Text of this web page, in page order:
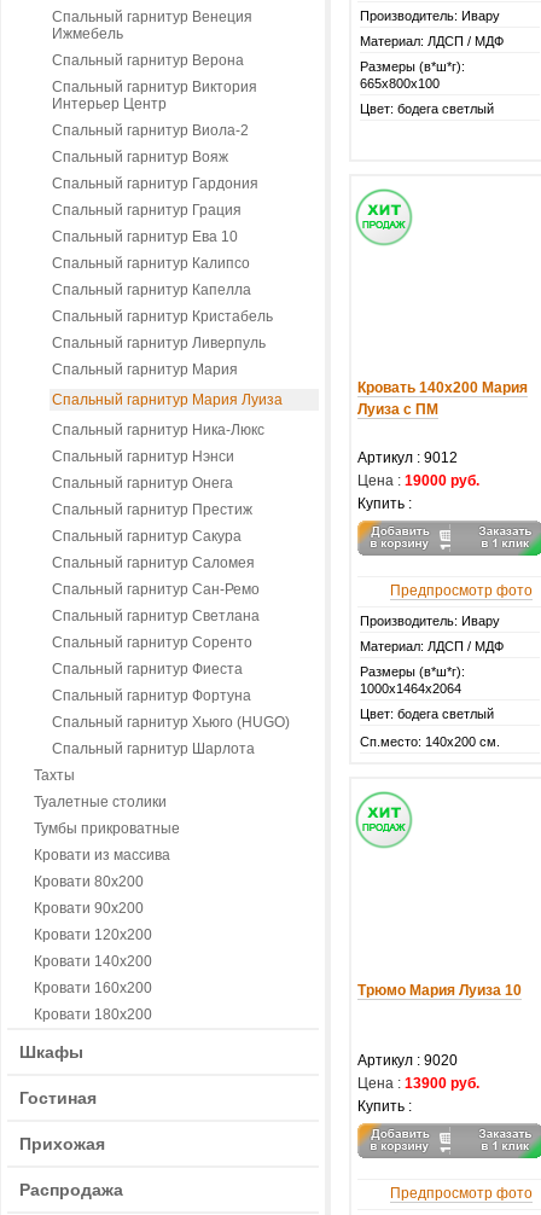
Спальный гарнитур Венеция
Ижмебель
Спальный гарнитур Верона
Спальный гарнитур Виктория
Интерьер Центр
Спальный гарнитур Виола-2
Спальный гарнитур Вояж
Спальный гарнитур Гардония
Спальный гарнитур Грация
Спальный гарнитур Ева 10
Спальный гарнитур Калипсо
Спальный гарнитур Капелла
Спальный гарнитур Кристабель
Спальный гарнитур Ливерпуль
Спальный гарнитур Мария
Спальный гарнитур Мария Луиза
Спальный гарнитур Ника-Люкс
Спальный гарнитур Нэнси
Спальный гарнитур Онега
Спальный гарнитур Престиж
Спальный гарнитур Сакура
Спальный гарнитур Саломея
Спальный гарнитур Сан-Ремо
Спальный гарнитур Светлана
Спальный гарнитур Соренто
Спальный гарнитур Фиеста
Спальный гарнитур Фортуна
Спальный гарнитур Хьюго (HUGO)
Спальный гарнитур Шарлота
Тахты
Туалетные столики
Тумбы прикроватные
Кровати из массива
Кровати 80х200
Кровати 90х200
Кровати 120х200
Кровати 140х200
Кровати 160х200
Кровати 180х200
Шкафы
Гостиная
Прихожая
Распродажа
Производитель: Ивару
Материал: ЛДСП / МДФ
Размеры (в*ш*г):
665х800х100
Цвет: бодега светлый
Кровать 140х200 Мария
Луиза с ПМ
Артикул : 9012
Цена : 19000 руб.
Купить :
Предпросмотр фото
Производитель: Ивару
Материал: ЛДСП / МДФ
Размеры (в*ш*г):
1000х1464х2064
Цвет: бодега светлый
Сп.место: 140х200 см.
Трюмо Мария Луиза 10
Артикул : 9020
Цена : 13900 руб.
Купить :
Предпросмотр фото